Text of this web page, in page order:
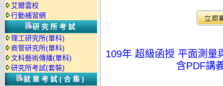
艾爾雲校
行動補習網
研究所考試
理工研究所(單科)
商管研究所(單科)
文科藝術傳播(單科)
研究所考試(套裝)
就業考試(合集)
109年 超級函授 平面測量
含PDF講